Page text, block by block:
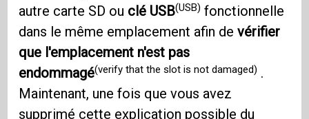
autre carte SD ou clé USB(USB) fonctionnelle
dans le même emplacement afin devérifier
que l'emplacement n'est pas
endommagé(verify that the slot is not damaged) .
Maintenant, une fois que vous avez
supprimé cette explication possible du